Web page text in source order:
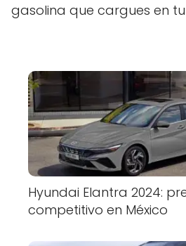
gasolina que cargues en
Hyundai Elantra 2024:
competitivo en México